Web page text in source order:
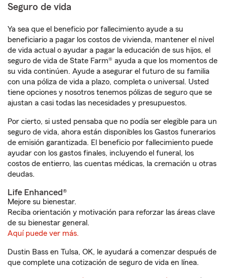
Seguro de vida
Ya sea que el beneficio por fallecimiento ayude a su
beneficiario a pagar los costos de vivienda, mantener el nivel
de vida actual o ayudar a pagar la educación de sus hijos, el
seguro de vida de State Farm® ayuda a que los momentos de
su vida continúen. Ayude a asegurar el futuro de su familia
con una póliza de vida a plazo, completa o universal. Usted
tiene opciones y nosotros tenemos pólizas de seguro que se
ajustan a casi todas las necesidades y presupuestos.
Por cierto, si usted pensaba que no podía ser elegible para un
seguro de vida, ahora están disponibles los Gastos funerarios
de emisión garantizada. El beneficio por fallecimiento puede
ayudar con los gastos finales, incluyendo el funeral, los
costos de entierro, las cuentas médicas, la cremación u otras
deudas.
Life Enhanced®
Mejore su bienestar.
Reciba orientación y motivación para reforzar las áreas clave
de su bienestar general.
Aquí puede ver más.
Dustin Bass en Tulsa, OK, le ayudará a comenzar después de
que complete una cotización de seguro de vida en línea.